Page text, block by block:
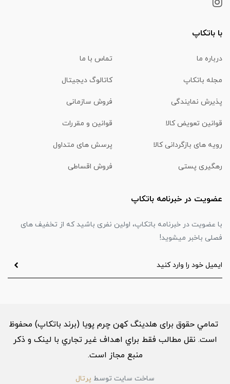
با باتکاپ
درباره ما تماس با ما
مجله باتکاپ کاتالوگ دیجیتال
پذیرش نمایندگی فروش سازمانی
قوانین تعویض کالا قوانین و مقررات
رویه های بازگردانی کالا پرسش های متداول
رهگیری پستی فروش اقساطی
عضویت در خبرنامه باتکاپ
با عضویت در خبرنامه باتکاپ، اولین نفری باشید که از تخفیف های
فصلی باخبر میشوید!
تمامي حقوق برای هلدینگ کهن چرم پویا (برند باتکاپ) محفوظ
است. نقل مطالب فقط براي اهداف غير تجاري با لینک و ذکر
منبع مجاز است.
ساخت سایت توسط پرتال